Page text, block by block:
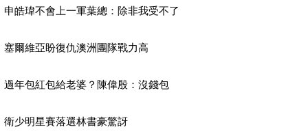
申皓瑋不會上一軍葉總：除非我受不了
塞爾維亞盼復仇澳洲團隊戰力高
過年包紅包給老婆？陳偉殷：沒錢包
衛少明星賽落選林書豪驚訝